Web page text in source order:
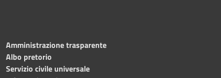
Amministrazione trasparente
Albo pretorio
Servizio civile universale